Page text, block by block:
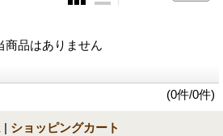
商品はありません
(0件/0件)
| ショッピングカート